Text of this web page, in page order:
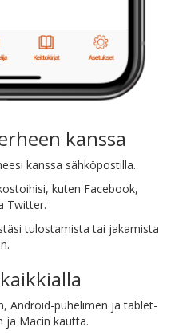
kanssa
kanssa sähköpostilla.
kuten Facebook,
Twitter.
tulostamista tai jakamista
Android-puhelimen ja tablet-
ja Macin kautta.